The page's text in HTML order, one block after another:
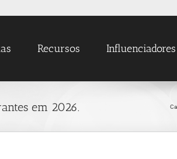
Recursos Influenciadores
em 2026.